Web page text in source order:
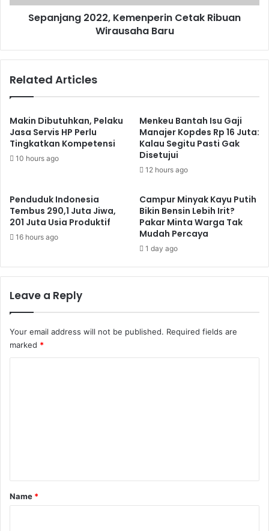
Sepanjang 2022, Kemenperin Cetak Ribuan
Wirausaha Baru
Related Articles
Makin Dibutuhkan, Pelaku
Jasa Servis HP Perlu
Tingkatkan Kompetensi
10 hours ago
Menkeu Bantah Isu Gaji
Manajer Kopdes Rp 16 Juta:
Kalau Segitu Pasti Gak
Disetujui
12 hours ago
Penduduk Indonesia
Tembus 290,1 Juta Jiwa,
201 Juta Usia Produktif
16 hours ago
Campur Minyak Kayu Putih
Bikin Bensin Lebih Irit?
Pakar Minta Warga Tak
Mudah Percaya
1 day ago
Leave a Reply
Your email address will not be published. Required fields are
marked *
*
Name *